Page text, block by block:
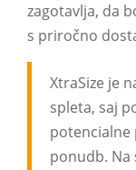
zagotavlja, da
s priročno
XtraSize je
spleta, saj
potencialne
ponudb.